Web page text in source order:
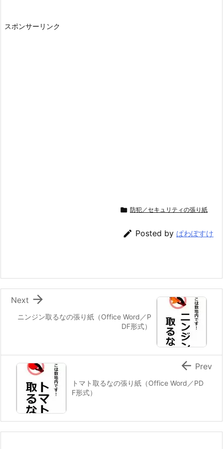
スポンサーリンク
 防犯／セキュリティの張り紙
 Posted by ぱわぽすけ
ニンジン取るなの張り紙（Office Word／P
DF形式）

Next
トマト取るなの張り紙（Office Word／PD
F形式）
 Prev